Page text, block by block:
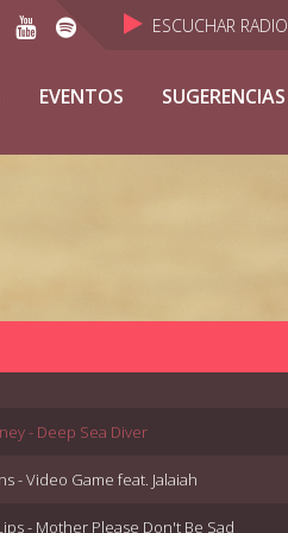
ESCUCHAR RADIO
EVENTOS SUGERENCIAS
- Deep Sea Diver
- Video Game feat. Jalaiah
- Mother Please Don't Be Sad